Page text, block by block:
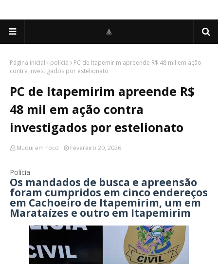
Página inicial polícia
PC de Itapemirim apreende R$ 48 mil em ação
contra investigados por estelionato
PC de Itapemirim apreende R$
48 mil em ação contra
investigados por estelionato
Muqui em Foco Fevereiro 20, 2026
Polícia
Os mandados de busca e apreensão
foram cumpridos em cinco endereços
em Cachoeiro de Itapemirim, um em
Marataízes e outro em Itapemirim